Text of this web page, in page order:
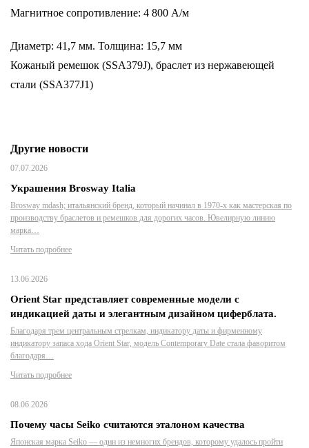
Магнитное сопротивление: 4 800 A/м
Диаметр: 41,7 мм. Толщина: 15,7 мм
Кожаный ремешок (SSA379J), браслет из нержавеющей
стали (SSA377J1)
Другие новости
07.07.2026
Украшения Brosway Italia
Brosway mdash; итальянский бренд, который начинал в 1970-х как мастерская по
производству браслетов и ремешков для дорогих часов. Ювелирную линию
марка…
Читать подробнее
13.06.2026
Orient Star представляет современные модели с
индикацией даты и элегантным дизайном циферблата.
Благодаря трем центральным стрелкам, индикатору даты и фирменному
индикатору запаса хода Orient Star, модель Contemporary Date стала фаворитом
благодаря…
Читать подробнее
08.06.2026
Почему часы Seiko считаются эталоном качества
Японская марка Seiko — один из немногих брендов, которому удалось пройти